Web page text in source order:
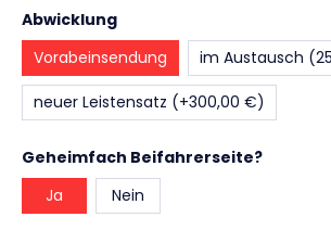
Abwicklung
Vorabeinsendung
im Austausch
neuer Leistensatz (+300,00 €)
Geheimfach Beifahrerseite?
Ja
Nein